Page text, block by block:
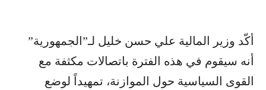
أكّد وزير المالية علي حسن خليل لـ”الجمهورية”
أنه سيقوم في هذه الفترة باتصالات مكثفة مع
القوى السياسية حول الموازنة، تمهيداً لوضع